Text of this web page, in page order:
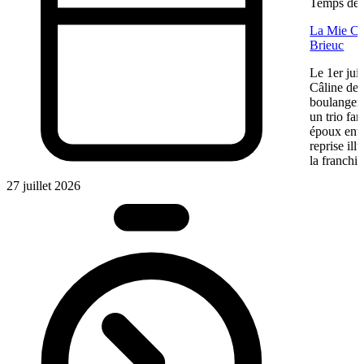
27 juillet 2026
Temps de
La Mie
Brieuc
Le 1er
Câline de
un trio
époux
reprise
la